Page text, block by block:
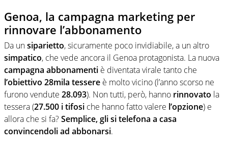
Genoa, la campagna marketing per
rinnovare l’abbonamento
Da unsiparietto, sicuramente poco invidiabile, a un altro
simpatico, che vede ancora il Genoa protagonista. La nuova
campagna abbonamenti è diventata virale tanto che
l’obiettivo 28mila tessere è molto vicino (l’anno scorso ne
furono vendute 28.093). Non tutti, però, hanno rinnovato la
tessera (27.500 i tifosi che hanno fatto valere l’opzione) e
allora che si fa? Semplice, gli si telefona a casa
convincendoli ad abbonarsi.